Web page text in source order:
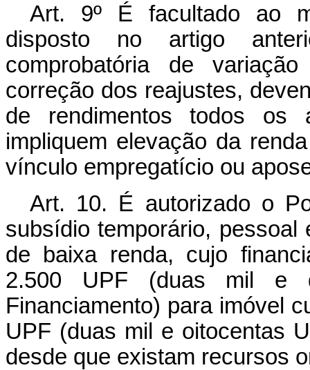
Art. 9º É facultado ao
disposto no artigo
comprobatória de
correção dos reajustes,
de rendimentos todos os
impliquem elevação da
vínculo empregatício ou
Art. 10. É autorizado o
subsídio temporário,
de baixa renda, cujo
2.500 UPF (duas mil e
Financiamento) para imóvel
UPF (duas mil e oitocentas
desde que existam recursos